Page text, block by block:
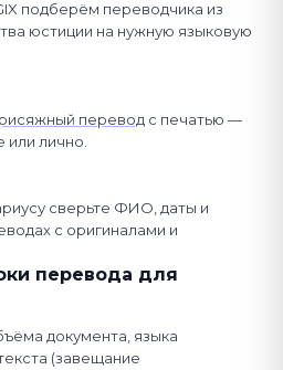
подберём переводчика из
юстиции на нужную языковую
перевод с печатью —
лично.
сверьте ФИО, даты и
с оригиналами и
перевода для
документа, языка
(завещание